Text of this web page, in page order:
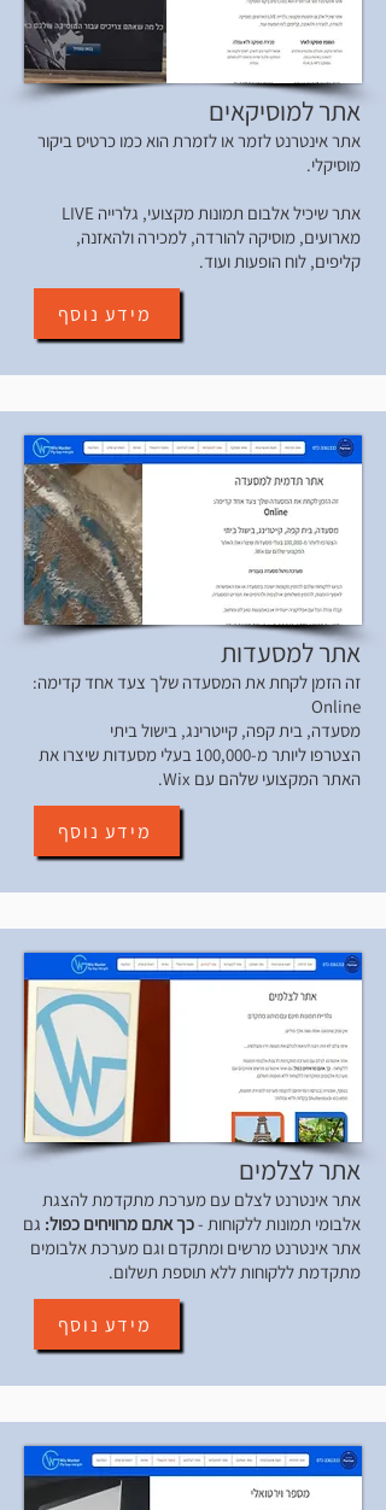
אתר למוסיקאים
אתר אינטרנט לזמר או לזמרת הוא כמו כרטיס ביקור
מוסיקלי.
אתר שיכיל אלבום תמונות מקצועי, גלרייה LIVE
מארועים, מוסיקה להורדה, למכירה ולהאזנה,
קליפים, לוח הופעות ועוד.
מידע נוסף
אתר למסעדות
זה הזמן לקחת את המסעדה שלך צעד אחד קדימה:
Online
מסעדה, בית קפה, קייטרינג, בישול ביתי
הצטרפו ליותר מ-100,000 בעלי מסעדות שיצרו את
האתר המקצועי שלהם עם Wix.
מידע נוסף
אתר לצלמים
אתר אינטרנט לצלם עם מערכת מתקדמת להצגת
אלבומי תמונות ללקוחות -כך אתם מרוויחים כפול: גם
אתר אינטרנט מרשים ומתקדם וגם מערכת אלבומים
מתקדמת ללקוחות ללא תוספת תשלום.
מידע נוסף